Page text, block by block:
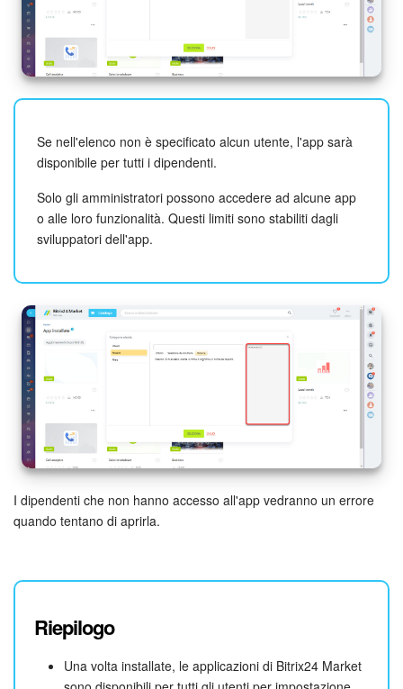
Marketing
Gestione inventario
Mio profilo
Impostazioni
Enterprise
Bitrix24 Messenger
INIZIA GRATIS
ACCEDI
Se nell'elenco non è specificato alcun utente, l'app sarà
disponibile per tutti i dipendenti.
Solo gli amministratori possono accedere ad alcune app
o alle loro funzionalità. Questi limiti sono stabiliti dagli
sviluppatori dell'app.
I dipendenti che non hanno accesso all'app vedranno un errore
quando tentano di aprirla.
Riepilogo
Una volta installate, le applicazioni di Bitrix24 Market